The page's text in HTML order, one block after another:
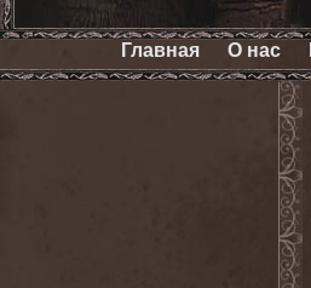
Главная О нас